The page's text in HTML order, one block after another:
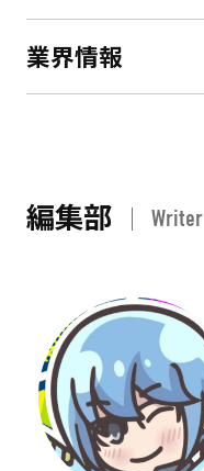
業界情報
編集部 Writer